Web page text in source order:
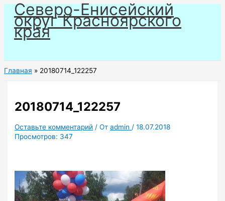
Перейти
содержимому
Северо-Енисейский
округ Красноярского
края
Главная 20180714_122257
20180714_122257
Оставьте комментарий / Отadmin /18.07.2018
Просмотров: 347